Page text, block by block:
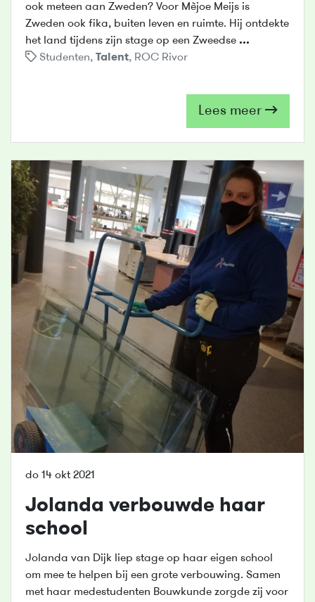
ook meteen aan Zweden? Voor Mèjoe Meijs is
Zweden ook fika, buiten leven en ruimte. Hij ontdekte
het land tijdens zijn stage op een Zweedse ...
Studenten, Talent, ROC Rivor
Lees meer
do 14 okt 2021
Jolanda verbouwde haar
school
Jolanda van Dijk liep stage op haar eigen school
om mee te helpen bij een grote verbouwing. Samen
met haar medestudenten Bouwkunde zorgde zij voor